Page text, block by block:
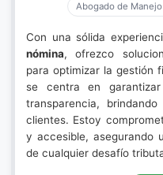
Abogado de
Con una sólida
nómina, ofrezco
para optimizar la gestión
se centra en
transparencia,
clientes. Estoy
y accesible, asegurando
de cualquier desafío